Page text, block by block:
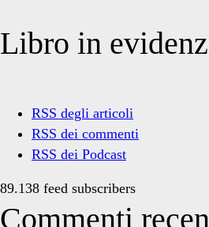
Libro in
RSS degli articoli
RSS dei commenti
RSS dei Podcast
89.138 feed subscribers
Commenti